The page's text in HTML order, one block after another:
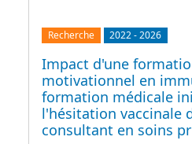
Recherche 2022-2026
Impact d'une
motivationnel en
formation médicale
l'hésitation vaccinale
consultant en soins